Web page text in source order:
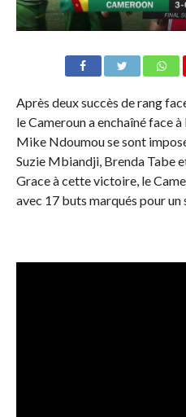
Après deux succès de rang
le Cameroun a enchaîné face
Mike Ndoumou se sont
Suzie Mbiandji, Brenda Tabe
Grace à cette victoire, le
avec 17 buts marqués pour un